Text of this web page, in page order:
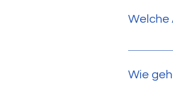
Welche
Beliebt
Wie